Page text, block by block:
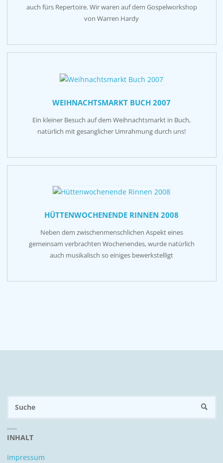
auch fürs Repertoire. Wir waren auf dem Gospelworkshop
von Warren Hardy
WEIHNACHTSMARKT BUCH 2007
Ein kleiner Besuch auf dem Weihnachtsmarkt in Buch,
natürlich mit gesanglicher Umrahmung durch uns!
HÜTTENWOCHENENDE RINNEN 2008
Neben dem zwischenmenschlichen Aspekt eines
gemeinsam verbrachten Wochenendes, wurde natürlich
auch musikalisch so einiges bewerkstelligt
INHALT
Impressum